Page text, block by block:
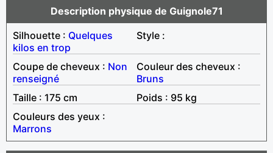
Description physique de Guignole71
Silhouette : Quelques
kilos en trop
Style :
Coupe de cheveux : Non
renseigné
Couleur des cheveux :
Bruns
Taille : 175 cm
Poids : 95 kg
Couleurs des yeux :
Marrons